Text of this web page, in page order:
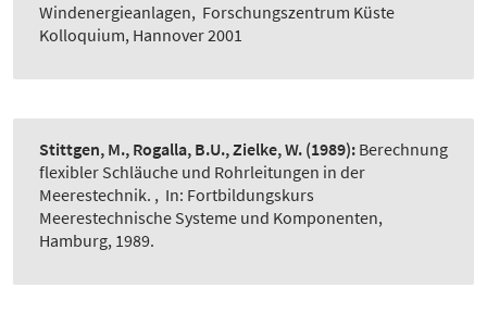
Windenergieanlagen, Forschungszentrum Küste
Kolloquium, Hannover 2001
Stittgen, M., Rogalla, B.U., Zielke, W. (1989): Berechnung
flexibler Schläuche und Rohrleitungen in der
Meerestechnik. , In: Fortbildungskurs
Meerestechnische Systeme und Komponenten,
Hamburg, 1989.